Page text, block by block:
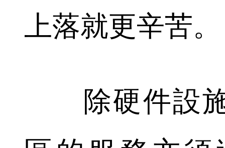
上落就更辛苦。
除硬件設施